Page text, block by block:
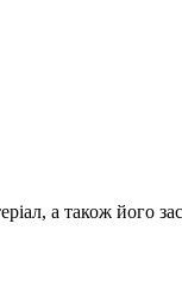
а також його